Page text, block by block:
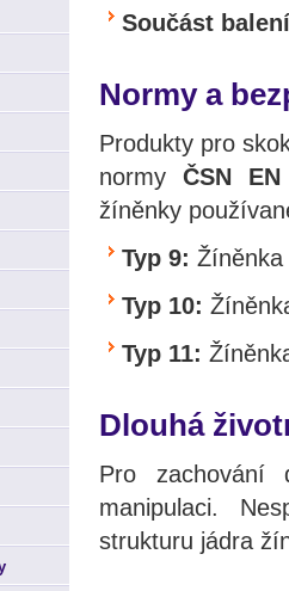
Součást
Normy a
Produkty pro
normy ČSN EN
žíněnky
Typ 9:
Typ 10:
Typ 11:
Dlouhá
Pro zachování
manipulaci.
strukturu jádra